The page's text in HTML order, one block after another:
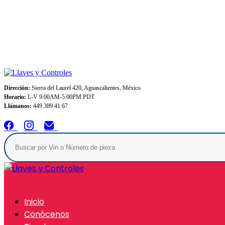
Dirección: Sierra del Laurel 420, Aguascalientes, México
Horario: L-V 9:00AM-5:00PM PDT
Llámanos: 449 389 41 67
Inicio
Conócenos